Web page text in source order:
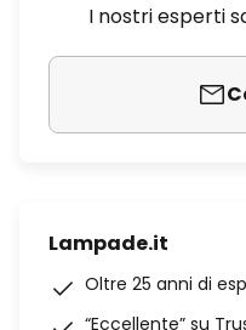
I nostri esperti
Lampade.it
Oltre 25 anni di
“Eccellente” su